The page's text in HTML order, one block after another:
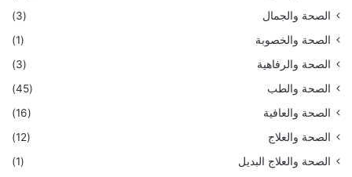
الصحة والجمال
(3)
الصحة والخصوبة
(1)
الصحة والرفاهية
(3)
الصحة والطب
(45)
الصحة والعافية
(16)
الصحة والعلاج
(12)
الصحة والعلاج البديل
(1)